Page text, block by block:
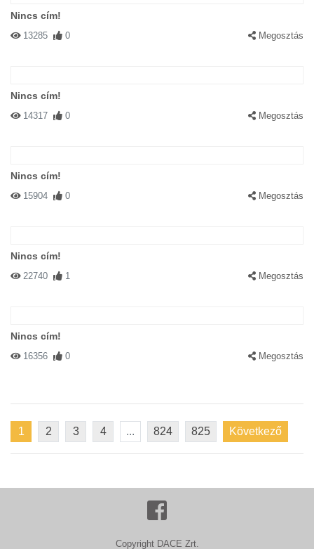
Nincs cím!
13285 0 Megosztás
Nincs cím!
14317 0 Megosztás
Nincs cím!
15904 0 Megosztás
Nincs cím!
22740 1 Megosztás
Nincs cím!
16356 0 Megosztás
1 2 3 4 ... 824 825 Következő
Copyright DACE Zrt.